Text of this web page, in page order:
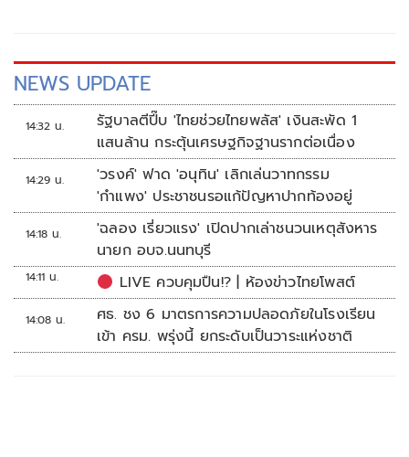
NEWS UPDATE
14:32 น.
รัฐบาลตีปี๊บ 'ไทยช่วยไทยพลัส' เงินสะพัด 1
แสนล้าน กระตุ้นเศรษฐกิจฐานรากต่อเนื่อง
14:29 น.
'วรงค์' ฟาด 'อนุทิน' เลิกเล่นวาทกรรม
'กำแพง' ประชาชนรอแก้ปัญหาปากท้องอยู่
14:18 น.
'ฉลอง เรี่ยวแรง' เปิดปากเล่าชนวนเหตุสังหาร
นายก อบจ.นนทบุรี
14:11 น. LIVE ควบคุมปืน!? | ห้องข่าวไทยโพสต์
14:08 น.
ศธ. ชง 6 มาตรการความปลอดภัยในโรงเรียน
เข้า ครม. พรุ่งนี้ ยกระดับเป็นวาระแห่งชาติ